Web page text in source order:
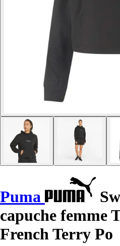
Puma
capuche femme
French Terry Po